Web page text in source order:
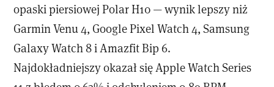
opaski piersiowej Polar H10 — wynik lepszy niż
Garmin Venu 4, Google Pixel Watch 4, Samsung
Galaxy Watch 8 i Amazfit Bip 6.
Najdokładniejszy okazał się Apple Watch Series